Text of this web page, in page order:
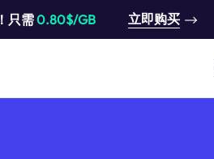
只需0.80$/GB 立即购买